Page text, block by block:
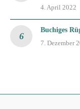
4. April 2022
Buchiges
7. Dezember